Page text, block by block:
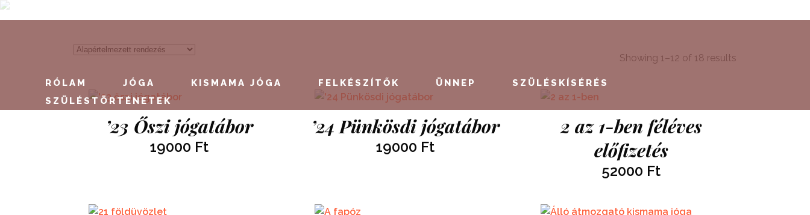
RÓLAM JÓGA KISMAMA JÓGA FELKÉSZÍTŐK ÜNNEP
SZÜLÉSKÍSÉRÉS
SZÜLÉSTÖRTÉNETEK
Showing 1–12 of 18 results
’23 Őszi jógatábor
19000 Ft
’24 Pünkösdi jógatábor
19000 Ft
2 az 1-ben féléves
előfizetés
52000 Ft